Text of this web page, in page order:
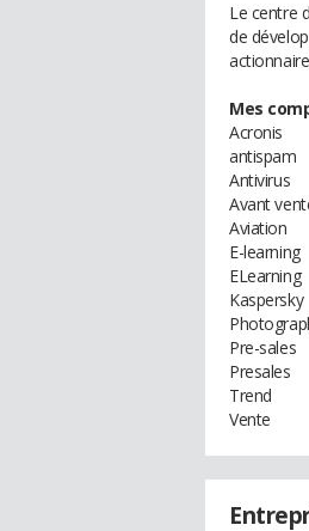
Le centre
de
Mes
Acronis
antispam
Antivirus
Avant
Aviation
E-learning
ELearning
Kaspersky
Pre-sales
Presales
Trend
Vente